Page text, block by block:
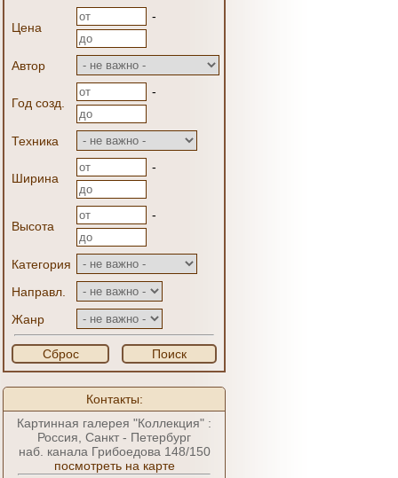
Цена
-
Автор
Год созд.
-
Техника
Ширина
-
Высота
-
Категория
Направл.
Жанр
Сброс Поиск
Контакты:
Картинная галерея "Коллекция" :
Россия, Санкт - Петербург
наб. канала Грибоедова 148/150
посмотреть на карте